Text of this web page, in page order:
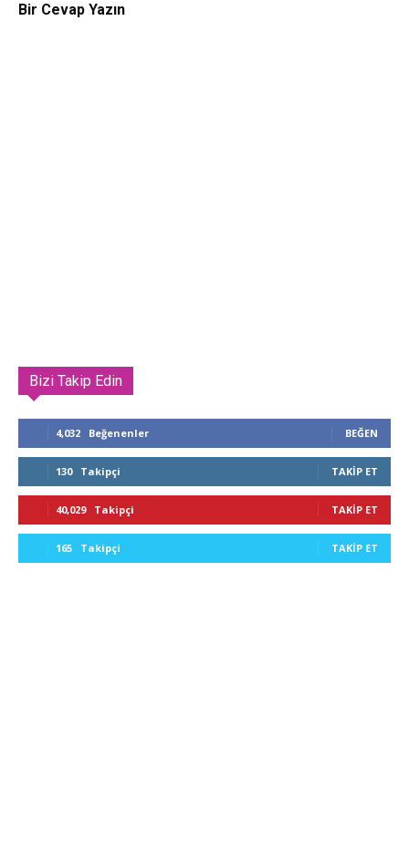
Bir Cevap Yazın
Bizi Takip Edin
4,032 Beğenenler BEĞEN
130 Takipçi TAKIP ET
40,029 Takipçi TAKIP ET
165 Takipçi TAKIP ET